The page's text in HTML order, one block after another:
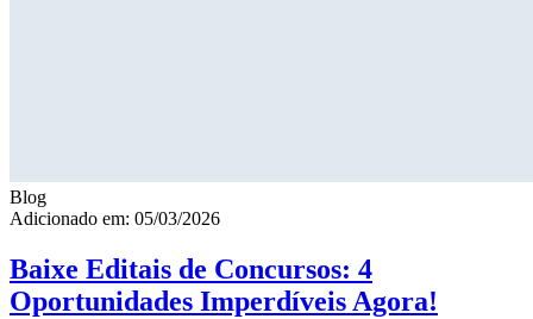
Blog
Adicionado em: 05/03/2026
Baixe Editais de Concursos: 4
Oportunidades Imperdíveis Agora!